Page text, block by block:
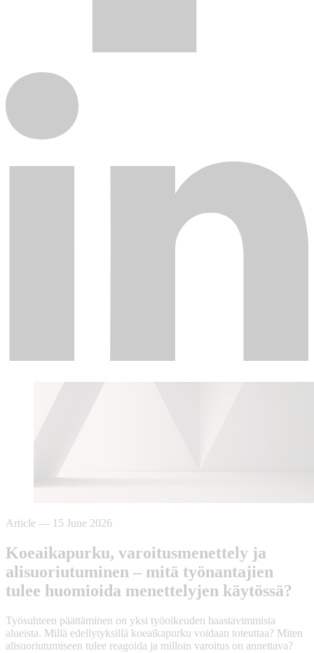
Article — 15 June 2026
Koeaikapurku, varoitusmenettely ja
alisuoriutuminen – mitä työnantajien
tulee huomioida menettelyjen käytössä?
Työsuhteen päättäminen on yksi työoikeuden haastavimmista
alueista. Millä edellytyksillä koeaikapurku voidaan toteuttaa? Miten
alisuoriutumiseen tulee reagoida ja milloin varoitus on annettava?